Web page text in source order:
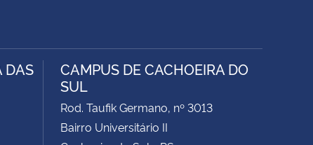
DAS
CAMPUS DE CACHOEIRA DO
SUL
Rod. Taufik Germano, nº 3013
Bairro Universitário II